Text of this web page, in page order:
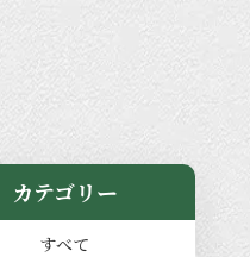
カテゴリー
すべて